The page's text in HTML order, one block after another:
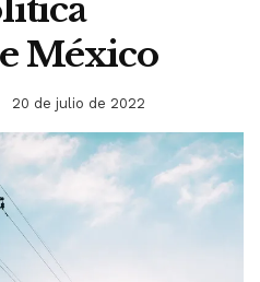
México
20 de julio de 2022